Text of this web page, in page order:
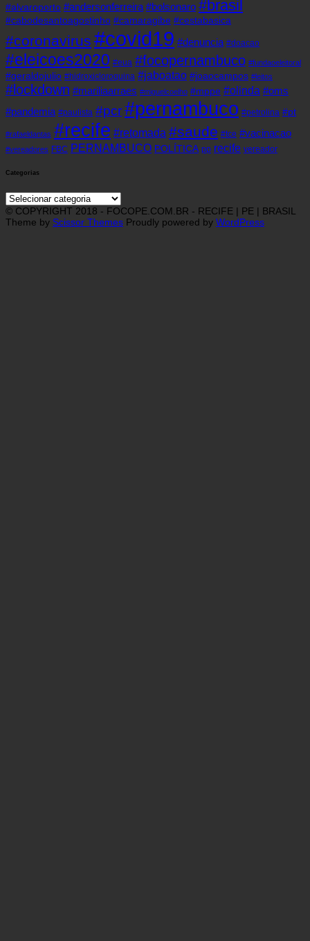
#alvaroporto #andersonferreira #bolsonaro #brasil
#cabodesantoagostinho #camaragibe #cestabasica
#coronavirus #covid19 #denuncia #doacao
#eleicoes2020 #eua #focopernambuco #fundaoeleitoral
#geraldojulio #hidroxicloroquina #jaboatao #joaocampos #leitos
#lockdown #mariliaarraes #miguelcoelho #mppe #olinda #oms
#pandemia #paulista #pcr#pernambuco #petrolina #pt
#rafaeldantas #recife #retomada #saude #tce #vacinacao
#vereadores FBC PERNAMBUCO POLÍTICA pp recife vereador
Categorias
Categorias
© COPYRIGHT 2018 - FOCOPE.COM.BR - RECIFE | PE | BRASIL
Theme by Scissor Themes Proudly powered by WordPress